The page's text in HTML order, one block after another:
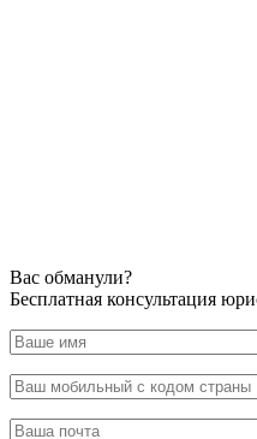
Вас обманули?
Бесплатная консультация